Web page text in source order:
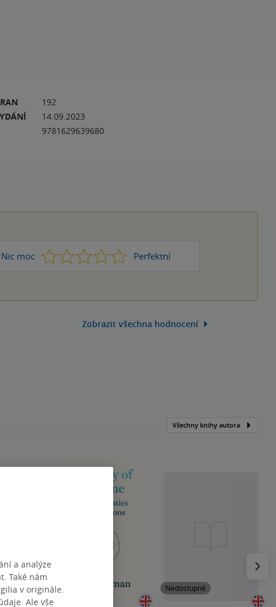
192
14.09.2023
9781629639680
Nic moc 1 2 3 4 Perfektní
5
Zobrazit všechna hodnocení
Všechny knihy autora
Nedostupné Nedostupné
a analýze
Také nám
v originále.
Ale vše